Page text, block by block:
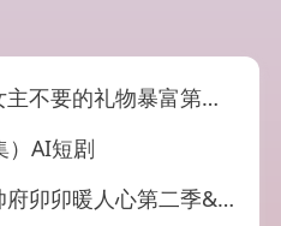
人甲靠捡女主不要的礼物暴富第二季（30集）AI短剧
）AI短剧
从天上来帅府卯卯暖人心第二季（172集）AI短剧